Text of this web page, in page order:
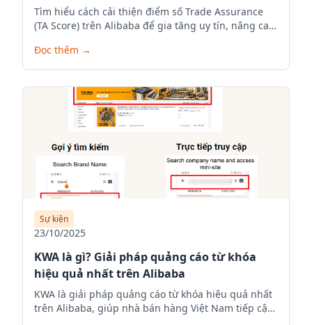
Tìm hiểu cách cải thiện điểm số Trade Assurance
(TA Score) trên Alibaba để gia tăng uy tín, nâng cao
khẩu. Hướng dẫn chi tiết từ chuyên gia Alibaba Việt
Nam – SellOnAlibaba.com.
Đọc thêm →
Sự kiện
23/10/2025
KWA là gì? Giải pháp quảng cáo từ khóa
hiệu quả nhất trên Alibaba
KWA là giải pháp quảng cáo từ khóa hiệu quả nhất
trên Alibaba, giúp nhà bán hàng Việt Nam tiếp cận